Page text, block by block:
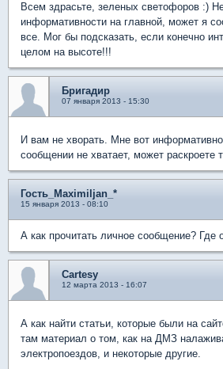
Всем здрасьте, зеленых светофоров :)
информативности на главной, может я
все. Мог бы подсказать, если конечно
целом на высоте!!!
Бригадир
07 января 2013 - 15:30
И вам не хворать. Мне вот
сообщении не хватает, может раскроете
Гость_Maximiljan_*
15 января 2013 - 08:10
А как прочитать личное сообщение? Где
Cartesy
12 марта 2013 - 16:07
А как найти статьи, которые были на
там материал о том, как на ДМЗ
электропоездов, и некоторые другие.